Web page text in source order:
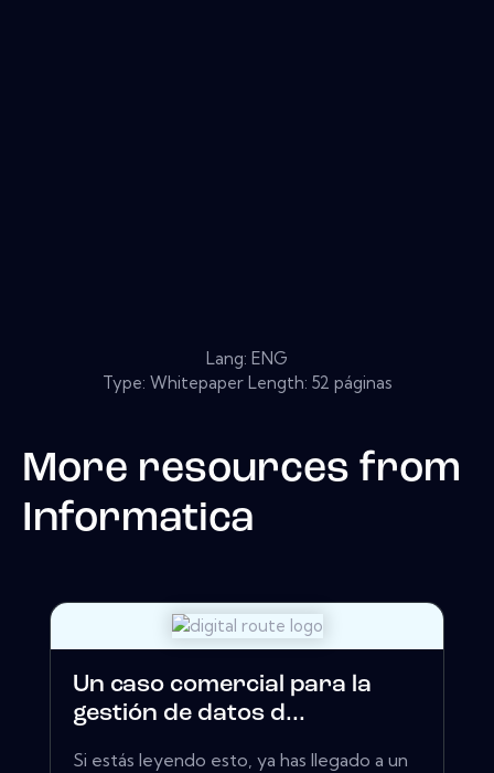
Lang: ENG
Type: Whitepaper Length: 52 páginas
More resources from
Informatica
Un caso comercial para la
gestión de datos d...
Si estás leyendo esto, ya has llegado a un